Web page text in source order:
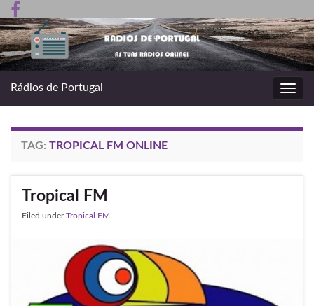
Rádios de Portugal
TAG: TROPICAL FM ONLINE
Tropical FM
Filed underTropical FM